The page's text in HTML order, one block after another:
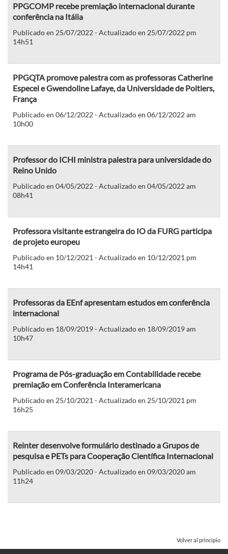
PPGCOMP recebe premiação internacional durante
conferência na Itália
Publicado en 25/07/2022 - Actualizado en 25/07/2022 pm
14h51
PPGQTA promove palestra com as professoras Catherine
Especel e Gwendoline Lafaye, da Universidade de Poitiers,
França
Publicado en 06/12/2022 - Actualizado en 06/12/2022 am
10h00
Professor do ICHI ministra palestra para universidade do
Reino Unido
Publicado en 04/05/2022 - Actualizado en 04/05/2022 am
08h41
Professora visitante estrangeira do IO da FURG participa
de projeto europeu
Publicado en 10/12/2021 - Actualizado en 10/12/2021 pm
14h41
Professoras da EEnf apresentam estudos em conferência
internacional
Publicado en 18/09/2019 - Actualizado en 18/09/2019 am
10h47
Programa de Pós-graduação em Contabilidade recebe
premiação em Conferência Interamericana
Publicado en 25/10/2021 - Actualizado en 25/10/2021 pm
16h25
Reinter desenvolve formulário destinado a Grupos de
pesquisa e PETs para Cooperação Científica Internacional
Publicado en 09/03/2020 - Actualizado en 09/03/2020 am
11h24
Volver al principio